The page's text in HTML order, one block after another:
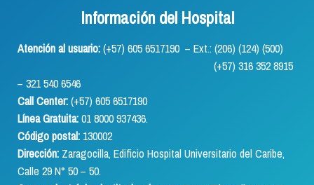
Información del Hospital
Atención al usuario:(+57) 605 6517190 – Ext.: (206) (124) (500)
(+57) 316 352 8915
– 321 540 6546
Call Center:(+57) 605 6517190
Línea Gratuita:01 8000 937436.
Código postal: 130002
Dirección: Zaragocilla, Edificio Hospital Universitario del Caribe,
Calle 29 N° 50 – 50.